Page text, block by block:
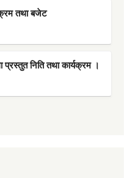
तथा बजेट
निति तथा कार्यक्रम ।